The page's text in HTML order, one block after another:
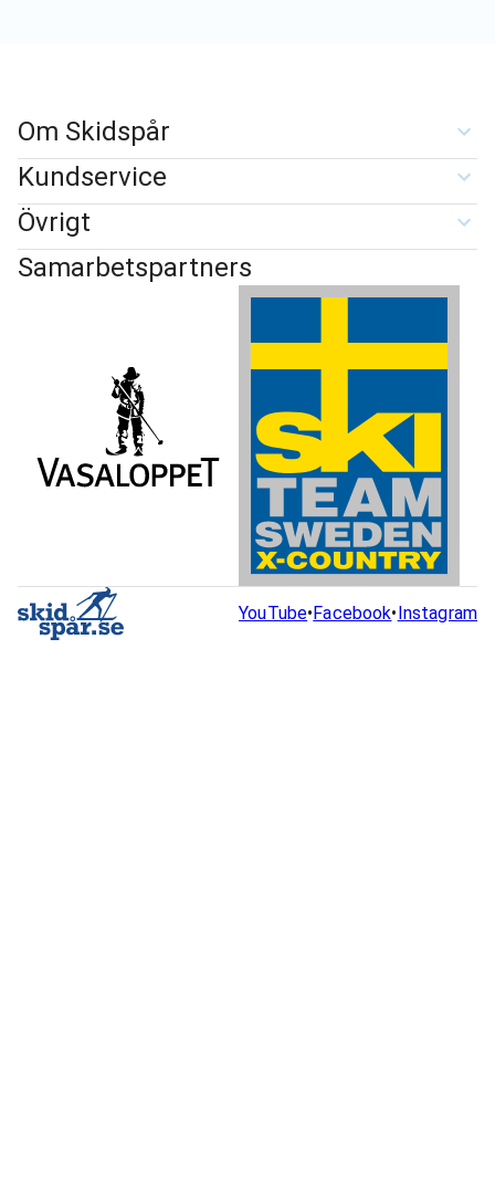
Om Skidspår
Kundservice
Övrigt
Samarbetspartners
YouTube•Facebook•Instagram